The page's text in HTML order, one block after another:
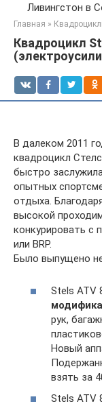
Ливингстон в
Главная »
Квадроцикл
В далеком 2011
квадроцикл
быстро
опытных
отдыха.
высокой
конкурировать с
или BRP.
Было выпущено
Stels ATV
рук,
Новый
взять за
Stels ATV